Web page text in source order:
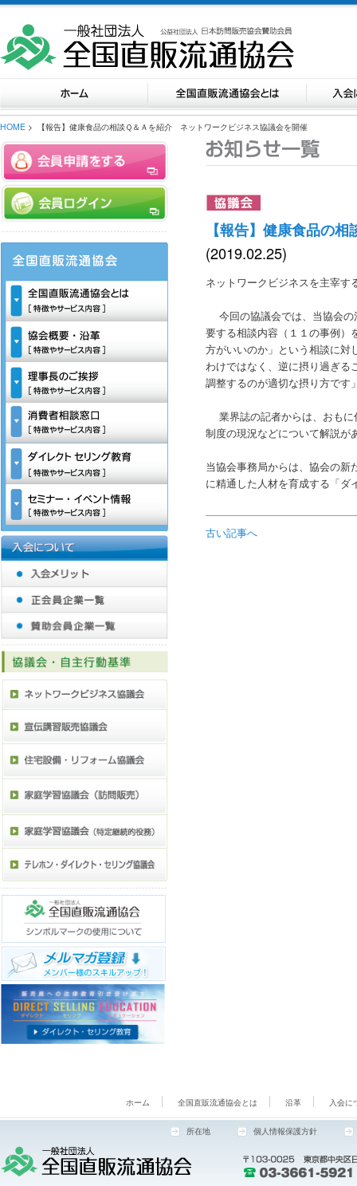
HOME > 【報告】健康食品の相談Ｑ＆Ａを紹介 ネットワークビジネス協議会を開催
【報告】健康食品の
(2019.02.25)
ネットワークビジネスを主宰す
今回の協議会では、当協会の
要する相談内容（１１の事例）
方がいいのか」という相談に対
わけではなく、逆に摂り過ぎる
調整するのが適切な摂り方です
業界誌の記者からは、おもに
制度の現況などについて解説が
当協会事務局からは、協会の
に精通した人材を育成する「
古い記事へ
ホーム 全国直販流通協会とは 沿革 入会に
所在地 個人情報保護方針